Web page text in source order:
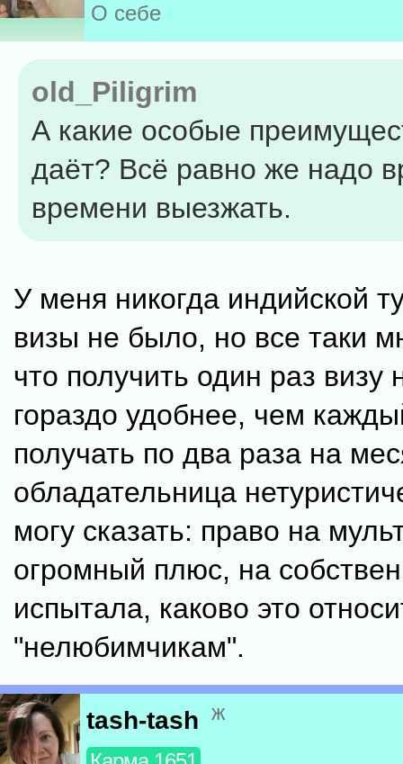
О себе
old_Piligrim
А какие особые
даёт? Всё равно же надо
времени выезжать.
У меня никогда индийской
визы не было, но все таки
что получить один раз визу
гораздо удобнее, чем
получать по два раза на
обладательница
могу сказать: право на
огромный плюс, на
испытала, каково это
"нелюбимчикам".
tash-tash ж